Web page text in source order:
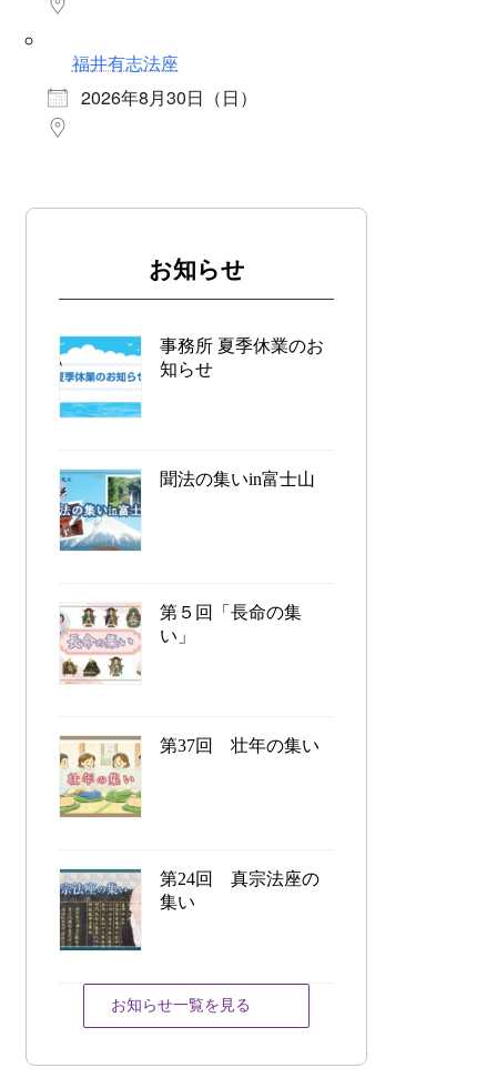
福井有志法座
2026年8月30日（日）
お知らせ
事務所 夏季休業のお
知らせ
聞法の集いin富士山
第５回「長命の集
い」
第37回 壮年の集い
第24回 真宗法座の
集い
お知らせ一覧を見る